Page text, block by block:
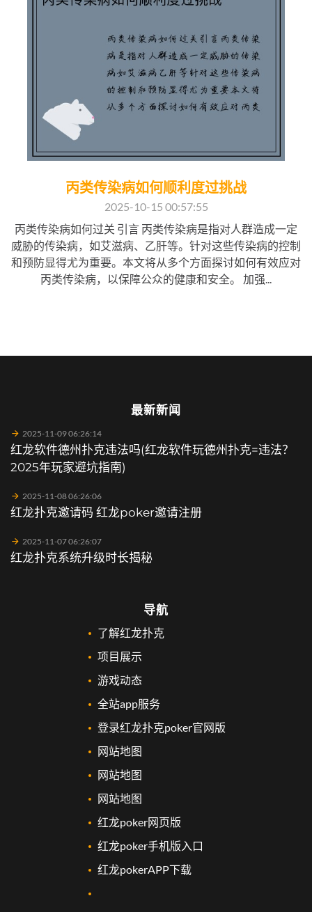
丙类传染病如何顺利度过挑战
2025-10-15 00:57:55
丙类传染病如何过关 引言 丙类传染病是指对人群造成一定
威胁的传染病，如艾滋病、乙肝等。针对这些传染病的控制
和预防显得尤为重要。本文将从多个方面探讨如何有效应对
丙类传染病，以保障公众的健康和安全。 加强...
最新新闻
2025-11-09 06:26:14
红龙软件德州扑克违法吗(红龙软件玩德州扑克=违法？
2025年玩家避坑指南)
2025-11-08 06:26:06
红龙扑克邀请码 红龙poker邀请注册
2025-11-07 06:26:07
红龙扑克系统升级时长揭秘
导航
了解红龙扑克
项目展示
游戏动态
全站app服务
登录红龙扑克poker官网版
网站地图
网站地图
网站地图
红龙poker网页版
红龙poker手机版入口
红龙pokerAPP下载